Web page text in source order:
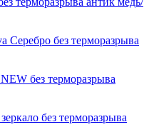
Серебро без терморазрыва
без терморазрыва
без терморазрыва